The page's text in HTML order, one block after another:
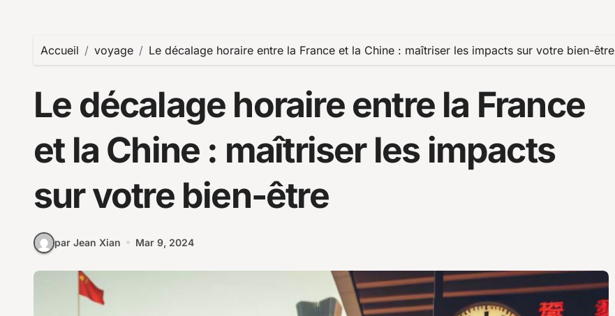
Accueil voyage Le décalage horaire entre la France et la Chine : maîtriser les impacts sur votre bien-être
Le décalage horaire entre la France
et la Chine : maîtriser les impacts
sur votre bien-être
par Jean Xian Mar 9, 2024